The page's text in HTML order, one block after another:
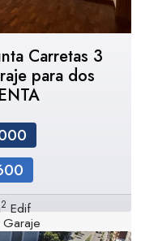
Carretas 3
para dos
2 Edif
Garaje